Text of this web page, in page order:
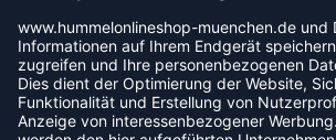
Vorkasse
Sofortüberweisung
NEWSLETTER